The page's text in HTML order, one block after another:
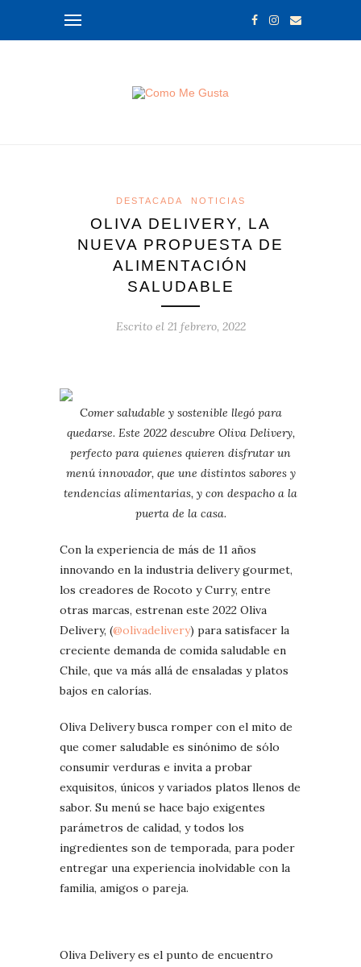
DESTACADA NOTICIAS
OLIVA DELIVERY, LA
NUEVA PROPUESTA DE
ALIMENTACIÓN
SALUDABLE
Escrito el 21 febrero, 2022
Comer saludable y sostenible llegó para
quedarse. Este 2022 descubre Oliva Delivery,
perfecto para quienes quieren disfrutar un
menú innovador, que une distintos sabores y
tendencias alimentarias, y con despacho a la
puerta de la casa.
Con la experiencia de más de 11 años
innovando en la industria delivery gourmet,
los creadores de Rocoto y Curry, entre
otras marcas, estrenan este 2022 Oliva
Delivery, (@olivadelivery) para satisfacer la
creciente demanda de comida saludable en
Chile, que va más allá de ensaladas y platos
bajos en calorías.
Oliva Delivery busca romper con el mito de
que comer saludable es sinónimo de sólo
consumir verduras e invita a probar
exquisitos, únicos y variados platos llenos de
sabor. Su menú se hace bajo exigentes
parámetros de calidad, y todos los
ingredientes son de temporada, para poder
entregar una experiencia inolvidable con la
familia, amigos o pareja.
Oliva Delivery es el punto de encuentro